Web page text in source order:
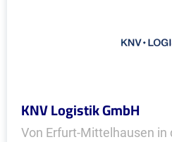
KNV Logistik GmbH
Von Erfurt-Mittelhausen in